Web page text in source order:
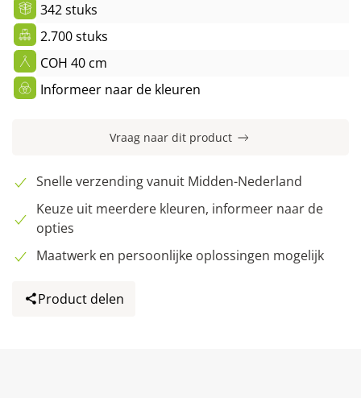
342 stuks
2.700 stuks
COH 40 cm
Informeer naar de kleuren
Vraag naar dit product
Snelle verzending vanuit Midden-Nederland
Keuze uit meerdere kleuren, informeer naar de
opties
Maatwerk en persoonlijke oplossingen mogelijk
Product delen